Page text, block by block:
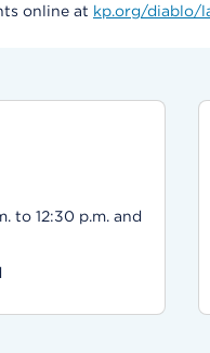
online at kp.org/diablo/
to 12:30 p.m. and